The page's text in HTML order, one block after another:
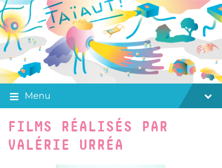
Skip
to
content
Skip
to
main
navigation
Skip
to
footer
Menu
FILMS RÉALISÉS PAR
VALÉRIE URRÉA